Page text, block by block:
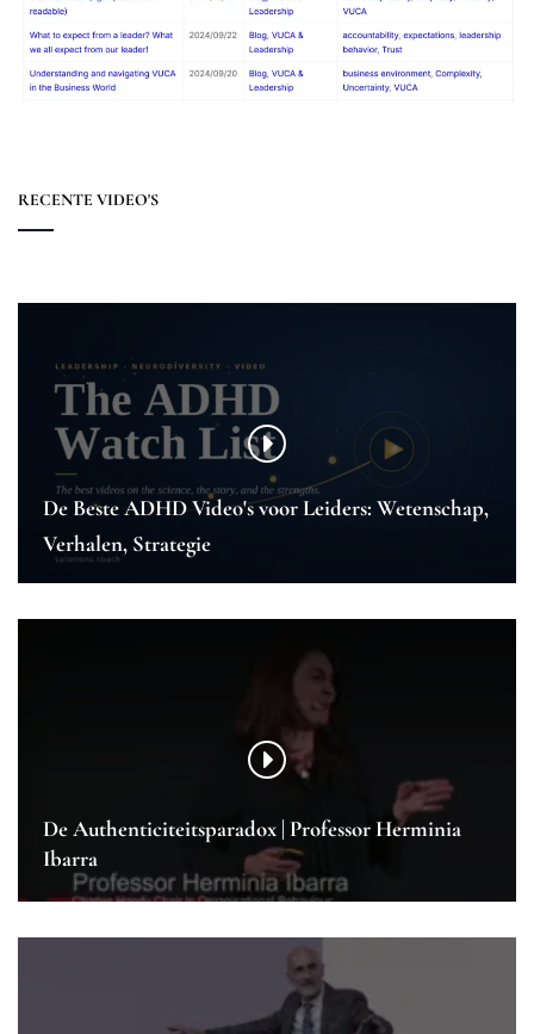
RECENTE VIDEO'S
De Beste ADHD Video's voor Leiders: Wetenschap,
Verhalen, Strategie
De Authenticiteitsparadox | Professor Herminia
Ibarra